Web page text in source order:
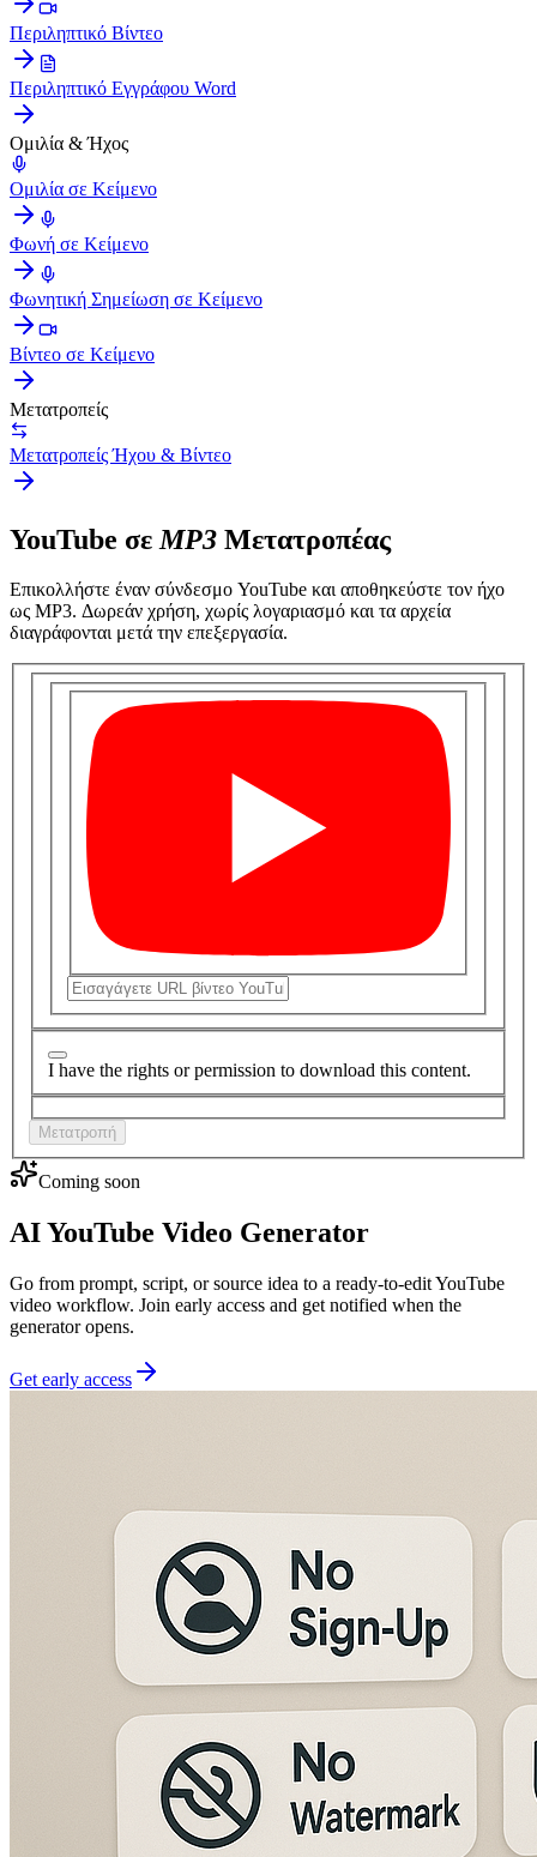
Περιληπτικό Βίντεο
Περιληπτικό Εγγράφου Word
Ομιλία & Ήχος
Ομιλία σε Κείμενο
Φωνή σε Κείμενο
Φωνητική Σημείωση σε Κείμενο
Βίντεο σε Κείμενο
Μετατροπείς
Μετατροπείς Ήχου & Βίντεο
YouTube σε MP3 Μετατροπέας
Επικολλήστε έναν σύνδεσμο YouTube και αποθηκεύστε τον ήχο
ως MP3. Δωρεάν χρήση, χωρίς λογαριασμό και τα αρχεία
διαγράφονται μετά την επεξεργασία.
I have the rights or permission to download this content.
Μετατροπή
Coming soon
AI YouTube Video Generator
Go from prompt, script, or source idea to a ready-to-edit YouTube
video workflow. Join early access and get notified when the
generator opens.
Get early access